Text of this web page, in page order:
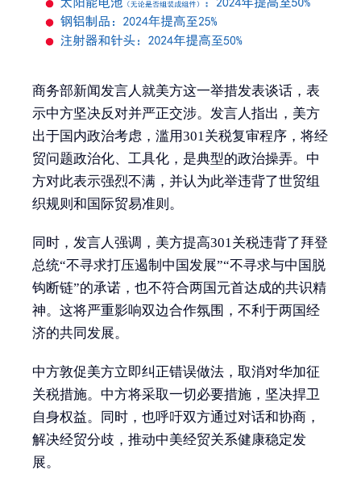
商务部新闻发言人就美方这一举措发表谈话，表
示中方坚决反对并严正交涉。发言人指出，美方
出于国内政治考虑，滥用301关税复审程序，将经
贸问题政治化、工具化，是典型的政治操弄。中
方对此表示强烈不满，并认为此举违背了世贸组
织规则和国际贸易准则。
同时，发言人强调，美方提高301关税违背了拜登
总统“不寻求打压遏制中国发展”“不寻求与中国脱
钩断链”的承诺，也不符合两国元首达成的共识精
神。这将严重影响双边合作氛围，不利于两国经
济的共同发展。
中方敦促美方立即纠正错误做法，取消对华加征
关税措施。中方将采取一切必要措施，坚决捍卫
自身权益。同时，也呼吁双方通过对话和协商，
解决经贸分歧，推动中美经贸关系健康稳定发
展。